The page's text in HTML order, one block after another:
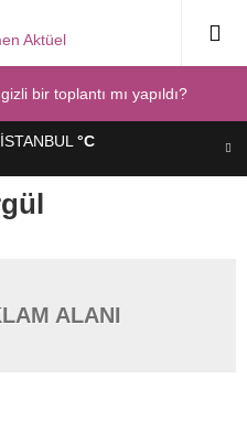
bir toplantı mı yapıldı?
buldukları 16 bin lirayı
ile hastaneye götürüldü
oğlunun gözü önünde
İSTANBUL°C
ALANI